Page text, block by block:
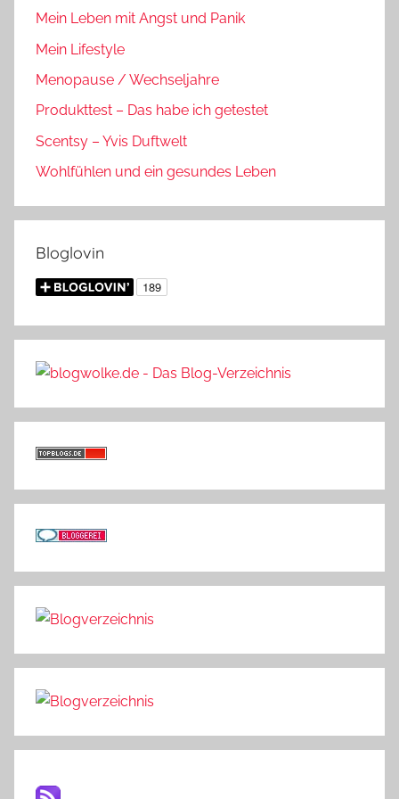
Mein Leben mit Angst und Panik
Mein Lifestyle
Menopause / Wechseljahre
Produkttest – Das habe ich getestet
Scentsy – Yvis Duftwelt
Wohlfühlen und ein gesundes Leben
Bloglovin